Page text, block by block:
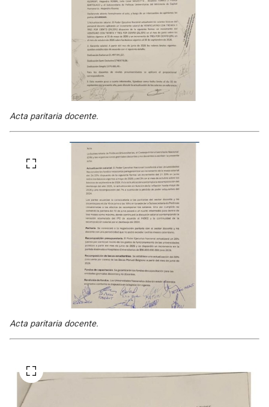
Acta paritaria docente.
Acta paritaria docente.